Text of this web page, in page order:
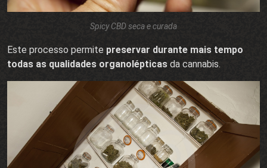
Spicy CBD seca e curada
Este processo permite preservar durante mais tempo
todas as qualidades organolépticas da cannabis.